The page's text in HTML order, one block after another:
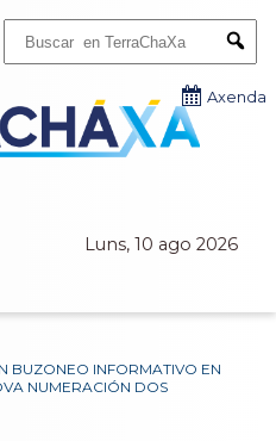
Luns, 10 ago 2026
Axenda
BUZONEO INFORMATIVO EN
NUMERACIÓN DOS